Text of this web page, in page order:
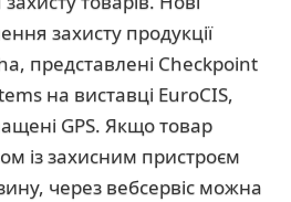
захисту продукції
представлені Checkpoint
на виставці EuroCIS,
GPS. Якщо товар
із захисним пристроєм
через вебсервіс можна